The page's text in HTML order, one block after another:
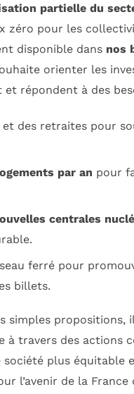
partielle du
zéro pour les
disponible dans nos
orienter les
répondent à des
des retraites pour
par an pour
centrales
ferré pour
billets.
simples propositions,
à travers des actions
plus équitable
l’avenir de la